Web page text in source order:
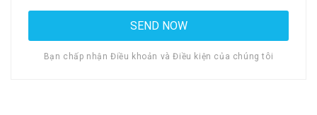
Bạn chấp nhận Điều khoản và Điều kiện của chúng tôi